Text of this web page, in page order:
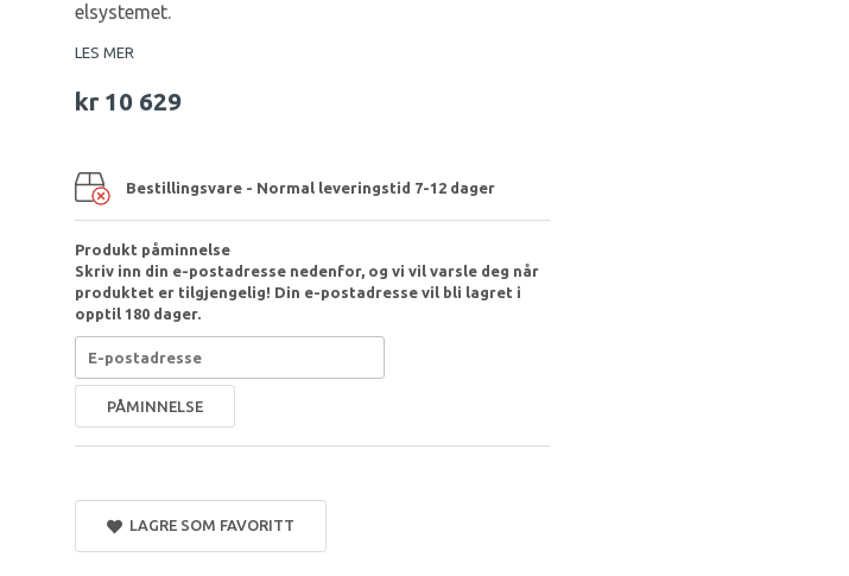
elsystemet.
LES MER
kr 10 629
Bestillingsvare - Normal leveringstid 7-12 dager
Produkt påminnelse
Skriv inn din e-postadresse nedenfor, og vi vil varsle deg når
produktet er tilgjengelig! Din e-postadresse vil bli lagret i
opptil 180 dager.
PÅMINNELSE
LAGRE SOM FAVORITT